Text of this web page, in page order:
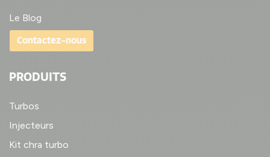
Le Blog
Contactez-nous
PRODUITS
Turbos
Injecteurs
Kit chra turbo